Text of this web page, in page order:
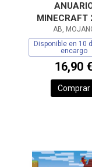
MINECRAFT
AB,
Disponible en 10
encargo
16,90 €
Comprar